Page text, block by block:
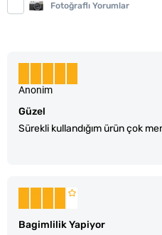
Fotoğraflı Yorumlar
Güzel
Sürekli kullandığım ürün çok
Anonim
Bagimlilik Yapiyor